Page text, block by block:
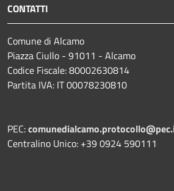
CONTATTI
Comune di Alcamo
Piazza Ciullo - 91011 - Alcamo
Codice Fiscale: 80002630814
Partita IVA: IT 00078230810
PEC:
Centralino Unico: +39 0924 590111